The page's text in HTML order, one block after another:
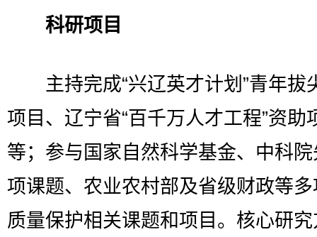
科研项目
主持完成“兴辽英才计划”青年拔
项目、辽宁省“百千万人才工程”资助
等；参与国家自然科学基金、中科
项课题、农业农村部及省级财政等
质量保护相关课题和项目。核心研